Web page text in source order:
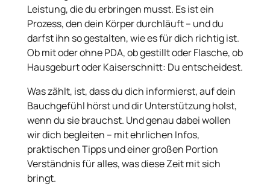
Leistung, die du erbringen musst. Es ist ein
Prozess, den dein Körper durchläuft – und du
darfst ihn so gestalten, wie es für dich richtig ist.
Ob mit oder ohne PDA, ob gestillt oder Flasche, ob
Hausgeburt oder Kaiserschnitt: Du entscheidest.
Was zählt, ist, dass du dich informierst, auf dein
Bauchgefühl hörst und dir Unterstützung holst,
wenn du sie brauchst. Und genau dabei wollen
wir dich begleiten – mit ehrlichen Infos,
praktischen Tipps und einer großen Portion
Verständnis für alles, was diese Zeit mit sich
bringt.